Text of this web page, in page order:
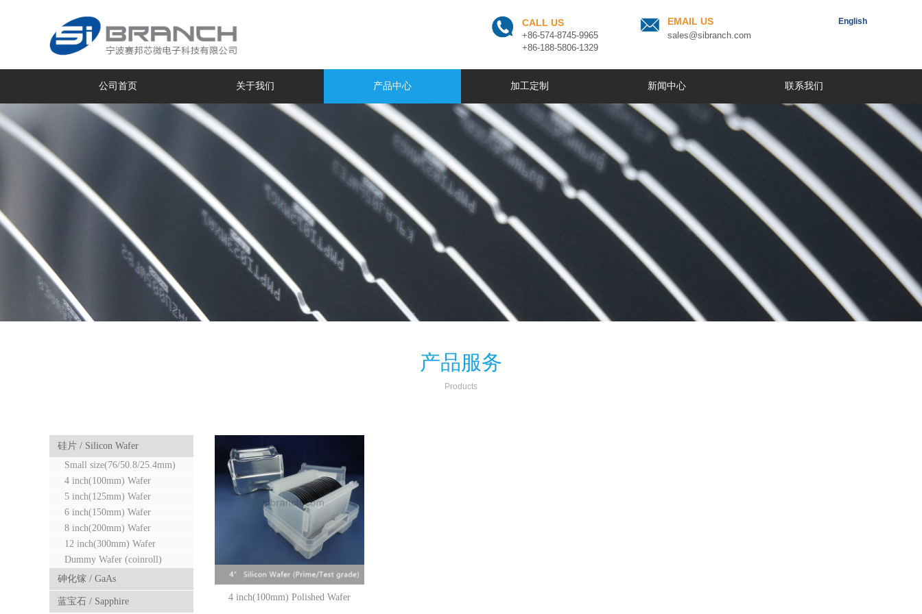
EMAIL US
sales@sibranch.com
English
CALL US
+86-574-8745-9965
+86-188-5806-1329
公司首页 关于我们 产品中心 加工定制 新闻中心 联系我们
产​品服务
Products
硅片 / Silicon Wafer
Small size(76/50.8/25.4mm)
Wafer
4 inch(100mm) Wafer
5 inch(125mm) Wafer
6 inch(150mm) Wafer
8 inch(200mm) Wafer
12 inch(300mm) Wafer
Dummy Wafer (coinroll)
砷化镓 / GaAs
蓝宝石 / Sapphire 4 inch(100mm) Polished Wafer